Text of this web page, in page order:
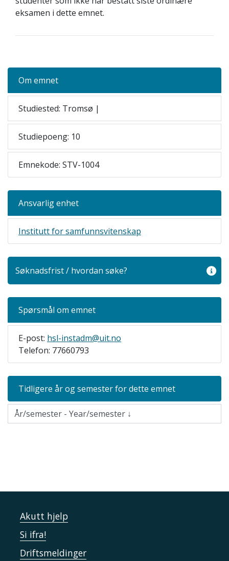
eksamen i dette emnet.
Om emnet
Studiested: Tromsø |
Studiepoeng: 10
Emnekode: STV-1004
Ansvarlig enhet
Institutt for samfunnsvitenskap
Søknadsfrist / hvordan søke?
Spørsmål om emnet
E-post: hsl-instadm@uit.no
Telefon: 77660793
Tidligere år og semester for dette emnet
Akutt hjelp
Si ifra!
Driftsmeldinger